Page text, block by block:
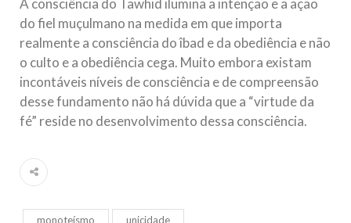
A consciência do Tawhid ilumina a intenção e a ação
do fiel muçulmano na medida em que importa
realmente a consciência do îbad e da obediência e não
o culto e a obediência cega. Muito embora existam
incontáveis níveis de consciência e de compreensão
desse fundamento não há dúvida que a “virtude da
fé” reside no desenvolvimento dessa consciência.
monoteísmo unicidade